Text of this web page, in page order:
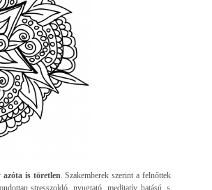
azóta is töretlen . Szakemberek szerint a felnőttek
stresszoldó, nyugtató, meditatív hatású, s